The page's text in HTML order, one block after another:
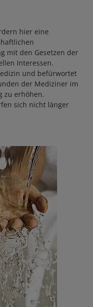
hier eine
mit den Gesetzen der
Interessen.
und befürwortet
der Mediziner im
zu erhöhen.
sich nicht länger